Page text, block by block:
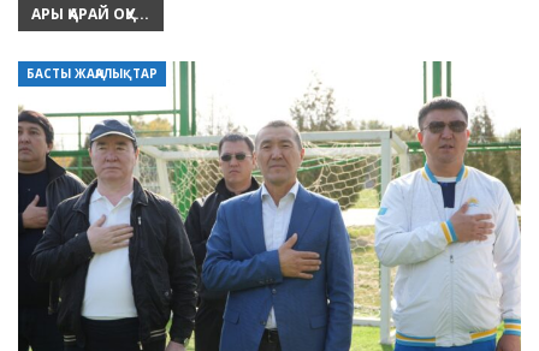
АРЫ ҚАРАЙ ОҚУ...
БАСТЫ ЖАҢАЛЫҚТАР